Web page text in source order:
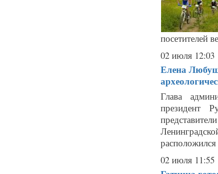
посетителей
02 июля 12:03
Елена
Глава
президент
02 июля 11:55